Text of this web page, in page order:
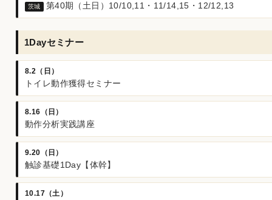
茨城 第40期（土日）10/10,11・11/14,15・12/12,13
1Dayセミナー
8.2（日）
トイレ動作獲得セミナー
8.16（日）
動作分析実践講座
9.20（日）
触診基礎1Day【体幹】
10.17（土）